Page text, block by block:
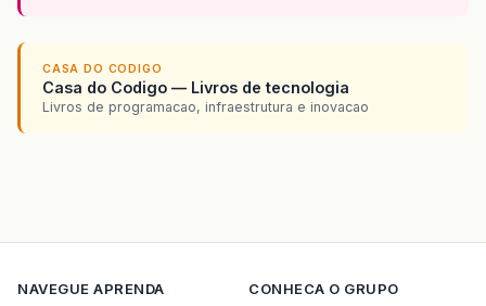
CASA DO CODIGO
Casa do Codigo — Livros de tecnologia
Livros de programacao, infraestrutura e inovacao
NAVEGUE APRENDA CONHECA O GRUPO